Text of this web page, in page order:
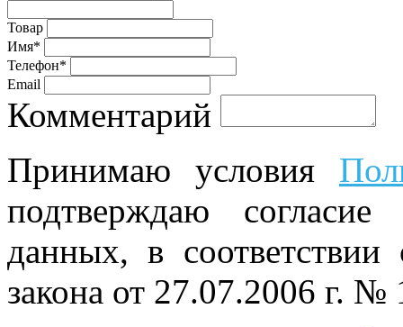
Товар
Имя*
Телефон*
Email
Комментарий
Принимаю условия
подтверждаю
данных, в
закона от 27.07.2006 г.